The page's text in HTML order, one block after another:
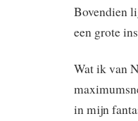
Bovendien
een grote
Wat ik van
in mijn